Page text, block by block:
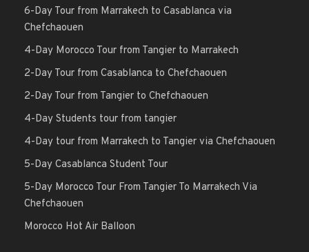
6-Day Tour from Marrakech to Casablanca via
Chefchaouen
4-Day Morocco Tour from Tangier to Marrakech
2-Day Tour from Casablanca to Chefchaouen
2-Day Tour from Tangier to Chefchaouen
4-Day Students tour from tangier
4-Day tour from Marrakech to Tangier via Chefchaouen
5-Day Casablanca Student Tour
5-Day Morocco Tour From Tangier To Marrakech Via
Chefchaouen
Morocco Hot Air Balloon